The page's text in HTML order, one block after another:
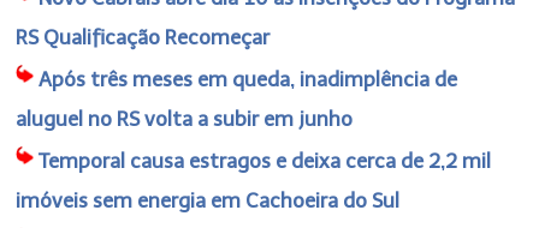
RS Qualificação Recomeçar
Após três meses em queda, inadimplência de
aluguel no RS volta a subir em junho
Temporal causa estragos e deixa cerca de 2,2 mil
imóveis sem energia em Cachoeira do Sul